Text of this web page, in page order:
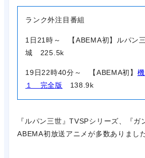
ランク外注目番組
1日21時～ 【ABEMA初】ルパン
城 225.5k
19日22時40分～ 【ABEMA初】
１ 完全版
138.9k
『ルパン三世』TVSPシリーズ、『ガ
ABEMA初放送アニメが多数ありました